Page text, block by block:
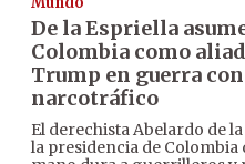
De la Espriella
Colombia como
Trump en guerra
narcotráfico
El derechista Abelardo de
la presidencia de